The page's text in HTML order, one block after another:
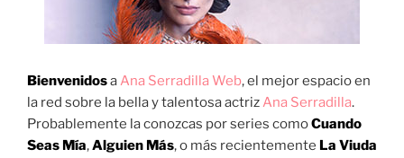
BienvenidosaAna Serradilla Web, el mejor espacio en
la red sobre la bella y talentosa actrizAna Serradilla.
Probablemente la conozcas por series comoCuando
Seas Mía,Alguien Más, o más recientemente La Viuda